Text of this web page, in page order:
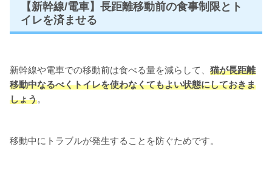
【新幹線/電車】長距離移動前の食事制限とト
イレを済ませる
新幹線や電車での移動前は食べる量を減らして、 猫が長距離
移動中なるべくトイレを使わなくてもよい状態にしておきま
しょう。
移動中にトラブルが発生することを防ぐためです。